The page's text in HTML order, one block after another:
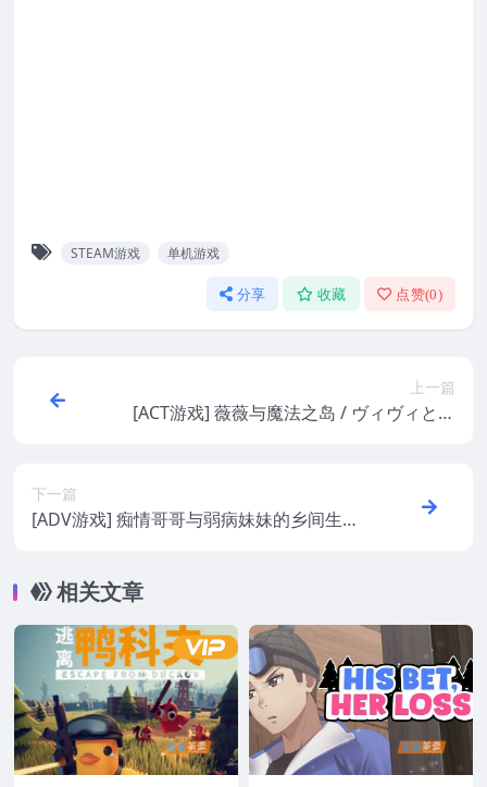
STEAM游戏 单机游戏
分享 收藏 点赞(0)
上一篇
[ACT游戏] 薇薇与魔法之岛 / ヴィヴィと魔
下一篇
[ADV游戏] 痴情哥哥与弱病妹妹的乡间生活
相关文章